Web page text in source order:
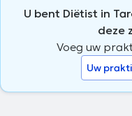
U bent Diëtist in
deze
Voeg uw
Uw